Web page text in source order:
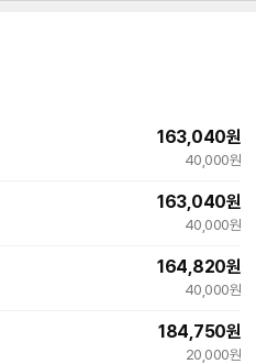
163,040원
40,000원
163,040원
40,000원
164,820원
40,000원
184,750원
20,000원